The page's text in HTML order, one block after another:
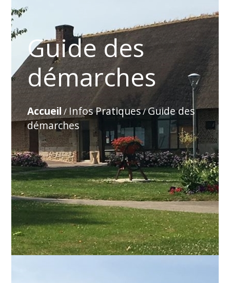
Guide des
démarches
Accueil / Infos Pratiques/Guide des
démarches